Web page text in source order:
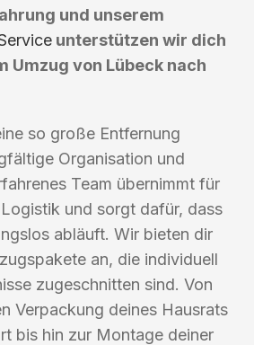
und unserem
unterstützen wir dich
Umzug von Lübeck nach
so große Entfernung
Organisation und
Team übernimmt für
und sorgt dafür, dass
abläuft. Wir bieten dir
an, die individuell
zugeschnitten sind. Von
Verpackung deines Hausrats
bis hin zur Montage deiner